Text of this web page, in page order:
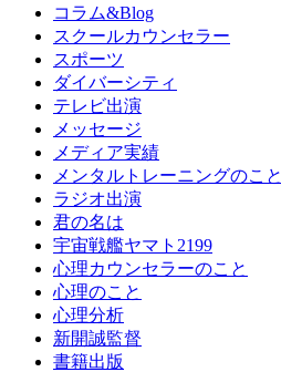
コラム&Blog
スクールカウンセラー
スポーツ
ダイバーシティ
テレビ出演
メッセージ
メディア実績
メンタルトレーニングのこと
ラジオ出演
君の名は
宇宙戦艦ヤマト2199
心理カウンセラーのこと
心理のこと
心理分析
新開誠監督
書籍出版